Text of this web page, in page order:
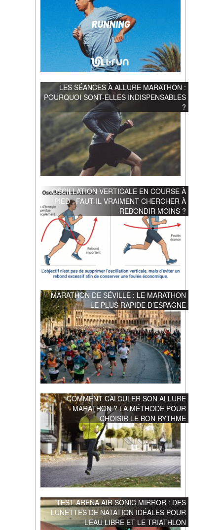
LES SÉANCES À ALLURE MARATHON :
POURQUOI SONT-ELLES INDISPENSABLES
?
OSCILLATION VERTICALE EN COURSE À
PIED : FAUT-IL VRAIMENT CHERCHER À
REBONDIR MOINS ?
MARATHON DE SÉVILLE : LE MARATHON
LE PLUS RAPIDE D’ESPAGNE
COMMENT CALCULER SON ALLURE
MARATHON ? LA MÉTHODE POUR
CHOISIR LE BON RYTHME
TEST ARENA AIR SONIC MIRROR : DES
LUNETTES DE NATATION IDÉALES POUR
L’EAU LIBRE ET LE TRIATHLON